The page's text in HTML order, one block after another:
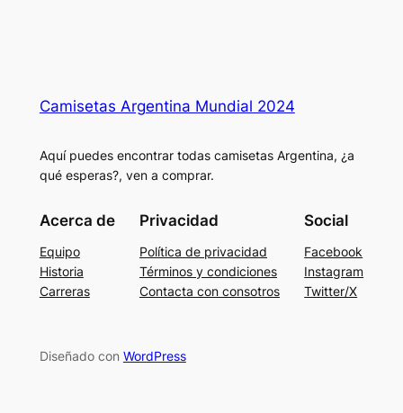
Camisetas Argentina Mundial 2024
Aquí puedes encontrar todas camisetas Argentina, ¿a
qué esperas?, ven a comprar.
Acerca de
Equipo
Historia
Carreras
Privacidad
Política de privacidad
Términos y condiciones
Contacta con consotros
Social
Facebook
Instagram
Twitter/X
Diseñado con WordPress